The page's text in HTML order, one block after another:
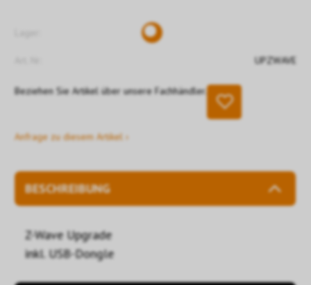
UPZWAVE
Beziehen Sie Artikel über unsere Fachhändler.
Anfrage zu diesem Artikel ›
BESCHREIBUNG
Z-Wave Upgrade
inkl. USB-Dongle